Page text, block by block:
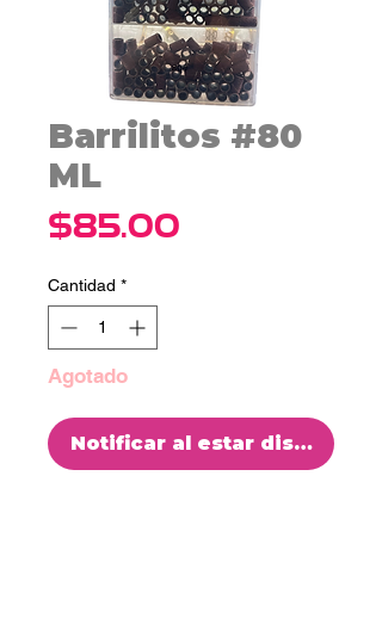
Barrilitos #80
ML
$85.00
Cantidad *
Agotado
Notificar al estar disponible